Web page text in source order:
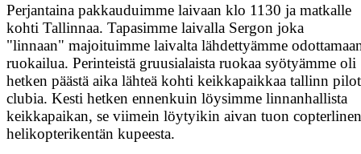
Perjantaina pakkauduimme laivaan klo 1130 ja matkalle
kohti Tallinnaa. Tapasimme laivalla Sergon joka
"linnaan" majoituimme laivalta lähdettyämme
ruokailua. Perinteistä gruusialaista ruokaa syötyämme oli
hetken päästä aika lähteä kohti keikkapaikkaa tallinn pilot
clubia. Kesti hetken ennenkuin löysimme linnanhallista
keikkapaikan, se viimein löytyikin aivan tuon copterlinen
helikopterikentän kupeesta.